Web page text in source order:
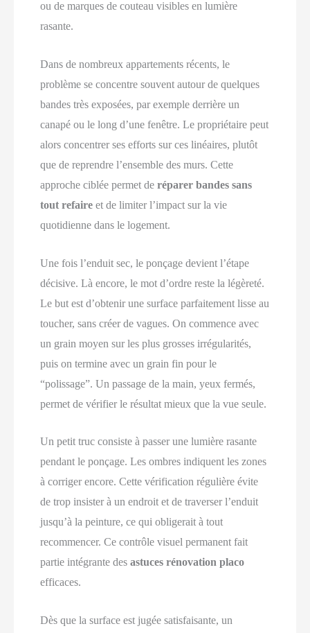
ou de marques de couteau visibles en lumière
rasante.
Dans de nombreux appartements récents, le
problème se concentre souvent autour de quelques
bandes très exposées, par exemple derrière un
canapé ou le long d’une fenêtre. Le propriétaire peut
alors concentrer ses efforts sur ces linéaires, plutôt
que de reprendre l’ensemble des murs. Cette
approche ciblée permet deréparer bandes sans
tout refaire et de limiter l’impact sur la vie
quotidienne dans le logement.
Une fois l’enduit sec, le ponçage devient l’étape
décisive. Là encore, le mot d’ordre reste la légèreté.
Le but est d’obtenir une surface parfaitement lisse au
toucher, sans créer de vagues. On commence avec
un grain moyen sur les plus grosses irrégularités,
puis on termine avec un grain fin pour le
“polissage”. Un passage de la main, yeux fermés,
permet de vérifier le résultat mieux que la vue seule.
Un petit truc consiste à passer une lumière rasante
pendant le ponçage. Les ombres indiquent les zones
à corriger encore. Cette vérification régulière évite
de trop insister à un endroit et de traverser l’enduit
jusqu’à la peinture, ce qui obligerait à tout
recommencer. Ce contrôle visuel permanent fait
partie intégrante desastuces rénovation placo
efficaces.
Dès que la surface est jugée satisfaisante, un